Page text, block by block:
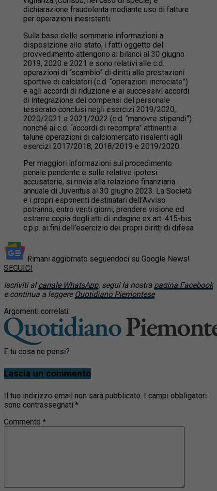
dichiarazione fraudolenta mediante uso di fatture
per operazioni inesistenti.
Sulla base delle sommarie informazioni a
disposizione allo stato, i fatti oggetto del
provvedimento attengono ai bilanci al 30 giugno
2019, 2020 e 2021 e sono relativi alle c.d.
operazioni di “scambio” di diritti alle prestazioni
sportive di calciatori (c.d. “operazioni incrociate”)
e agli accordi di riduzione e ai successivi accordi
di integrazione dei compensi del personale
tesserato conclusi negli esercizi 2019/2020,
2020/2021 e 2021/2022 (c.d. “manovre stipendi”)
nonché ai c.d. “accordi di recompra” attinenti a
talune operazioni di calciomercato risalenti agli
esercizi 2017/2018, 2018/2019 e 2019/2020.
Per maggiori informazioni sul procedimento
penale pendente e sulle relative ipotesi
accusatorie, si rinvia alla relazione finanziaria
annuale di Juventus al 30 giugno 2023. La Società
e i propri esponenti destinatari dell’Avviso
potranno, entro venti giorni, prendere visione ed
estrarre copia degli atti di indagine ex art. 415-bis
c.p.p. ai fini dell’esercizio dei propri diritti di difesa
Rimani aggiornato seguendoci su Google News!
SEGUICI
Iscriviti alcanale WhatsApp, segui la nostra pagina Facebook
e continua a leggere Quotidiano Piemontese
Argomenti correlati:
E tu cosa ne pensi?
Lascia un commento
Il tuo indirizzo email non sarà pubblicato. I campi obbligatori
sono contrassegnati *
Commento *